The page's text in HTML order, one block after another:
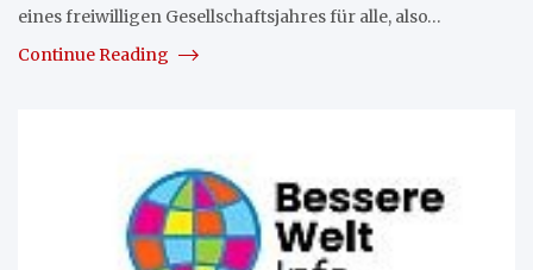
eines freiwilligen Gesellschaftsjahres für alle, also…
Continue Reading